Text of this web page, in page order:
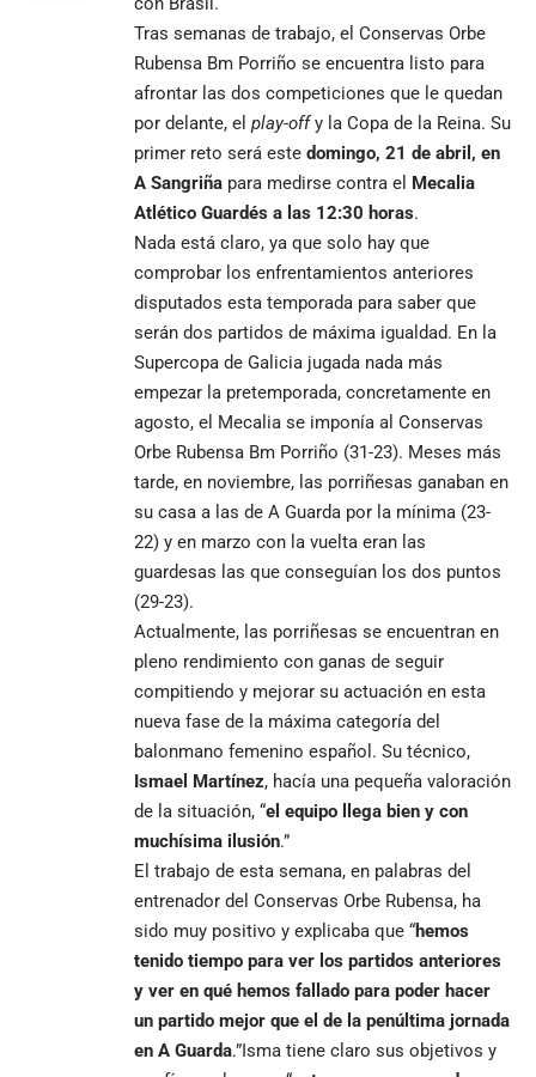
Tras semanas de trabajo, el Conservas Orbe
Rubensa Bm Porriño se encuentra listo para
afrontar las dos competiciones que le quedan
por delante, el play-offy la Copa de la Reina. Su
primer reto será este domingo, 21 de abril, en
A Sangriña para medirse contra el Mecalia
Atlético Guardés a las 12:30 horas.
Nada está claro, ya que solo hay que
comprobar los enfrentamientos anteriores
disputados esta temporada para saber que
serán dos partidos de máxima igualdad. En la
Supercopa de Galicia jugada nada más
empezar la pretemporada, concretamente en
agosto, el Mecalia se imponía al Conservas
Orbe Rubensa Bm Porriño (31-23). Meses más
tarde, en noviembre, las porriñesas ganaban en
su casa a las de A Guarda por la mínima (23-
22) y en marzo con la vuelta eran las
guardesas las que conseguían los dos puntos
(29-23).
Actualmente, las porriñesas se encuentran en
pleno rendimiento con ganas de seguir
compitiendo y mejorar su actuación en esta
nueva fase de la máxima categoría del
balonmano femenino español. Su técnico,
Ismael Martínez, hacía una pequeña valoración
de la situación, “el equipo llega bien y con
muchísima ilusión.”
El trabajo de esta semana, en palabras del
entrenador del Conservas Orbe Rubensa, ha
sido muy positivo y explicaba que “hemos
tenido tiempo para ver los partidos anteriores
y ver en qué hemos fallado para poder hacer
un partido mejor que el de la penúltima jornada
en A Guarda.”Isma tiene claro sus objetivos y